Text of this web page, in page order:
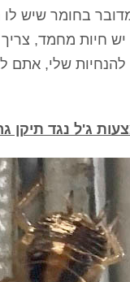
בחומר שיש
שלי, אתם
ג'ל נגד תיקן